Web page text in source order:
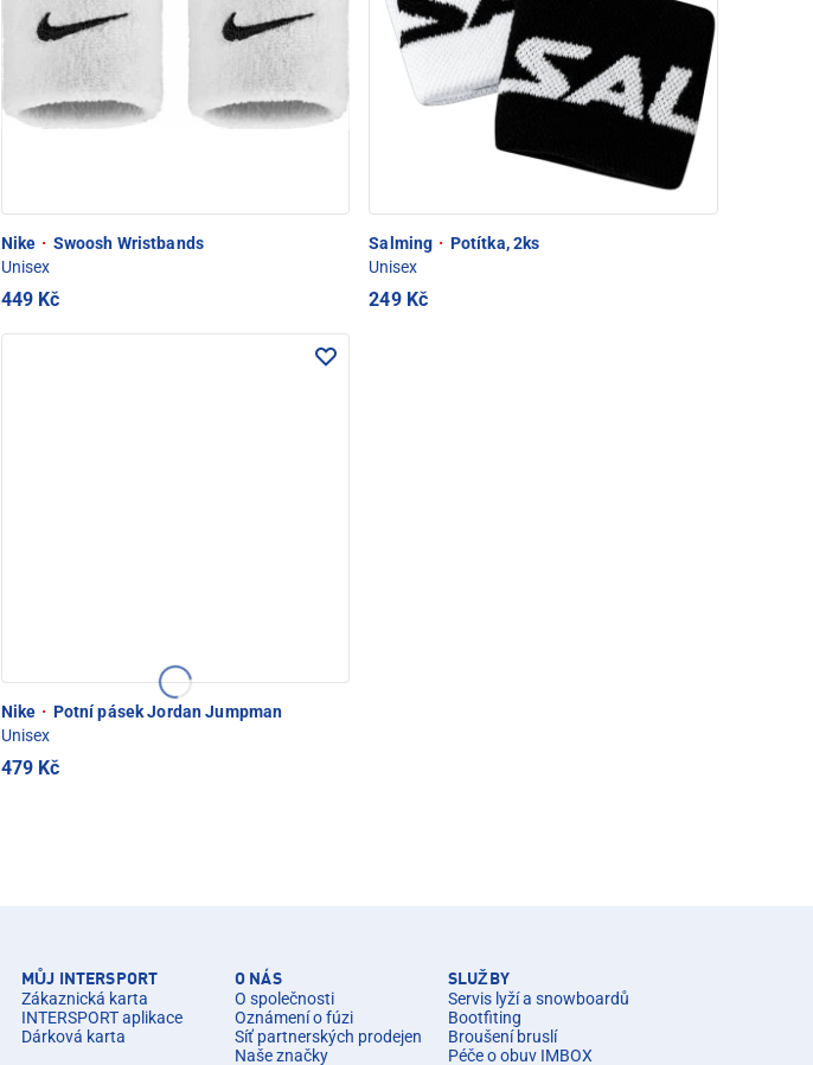
Nike · Swoosh Wristbands
Unisex
449 Kč
Salming · Potítka, 2ks
Unisex
249 Kč
Nike · Potní pásek Jordan Jumpman
Unisex
479 Kč
MŮJ INTERSPORT
Zákaznická karta
INTERSPORT aplikace
Dárková karta
O NÁS
O společnosti
Oznámení o fúzi
Síť partnerských prodejen
Naše značky
SLUŽBY
Servis lyží a snowboardů
Bootfiting
Broušení bruslí
Péče o obuv IMBOX